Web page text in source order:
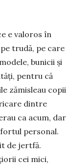
e valoros în
trudă, pe care
bunicii și
pentru că
zămisleau copii
dintre
ca acum, dar
personal.
de jertfă.
cei mici,